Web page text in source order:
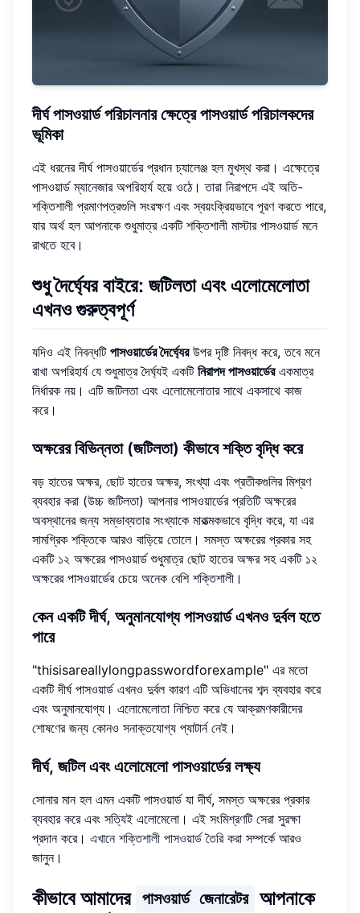
দীর্ঘ পাসওয়ার্ড পরিচালনার ক্ষেত্রে পাসওয়ার্ড পরিচালকদের
ভূমিকা
এই ধরনের দীর্ঘ পাসওয়ার্ডের প্রধান চ্যালেঞ্জ হল মুখস্থ করা। এক্ষেত্রে
পাসওয়ার্ড ম্যানেজার অপরিহার্য হয়ে ওঠে। তারা নিরাপদে এই অতি-
শক্তিশালী প্রমাণপত্রগুলি সংরক্ষণ এবং স্বয়ংক্রিয়ভাবে পূরণ করতে পারে,
যার অর্থ হল আপনাকে শুধুমাত্র একটি শক্তিশালী মাস্টার পাসওয়ার্ড মনে
রাখতে হবে।
শুধু দৈর্ঘ্যের বাইরে: জটিলতা এবং এলোমেলোতা
এখনও গুরুত্বপূর্ণ
যদিও এই নিবন্ধটি পাসওয়ার্ডের দৈর্ঘ্যেরউপর দৃষ্টি নিবদ্ধ করে, তবে মনে
রাখা অপরিহার্য যে শুধুমাত্র দৈর্ঘ্যই একটি নিরাপদ পাসওয়ার্ডেরএকমাত্র
নির্ধারক নয়। এটি জটিলতা এবং এলোমেলোতার সাথে একসাথে কাজ
করে।
অক্ষরের বিভিন্নতা (জটিলতা) কীভাবে শক্তি বৃদ্ধি করে
বড় হাতের অক্ষর, ছোট হাতের অক্ষর, সংখ্যা এবং প্রতীকগুলির মিশ্রণ
ব্যবহার করা (উচ্চ জটিলতা) আপনার পাসওয়ার্ডের প্রতিটি অক্ষরের
অবস্থানের জন্য সম্ভাব্যতার সংখ্যাকে মারাত্মকভাবে বৃদ্ধি করে, যা এর
সামগ্রিক শক্তিকে আরও বাড়িয়ে তোলে। সমস্ত অক্ষরের প্রকার সহ
একটি ১২ অক্ষরের পাসওয়ার্ড শুধুমাত্র ছোট হাতের অক্ষর সহ একটি ১২
অক্ষরের পাসওয়ার্ডের চেয়ে অনেক বেশি শক্তিশালী।
কেন একটি দীর্ঘ, অনুমানযোগ্য পাসওয়ার্ড এখনও দুর্বল হতে
পারে
"thisisareallylongpasswordforexample" এর মতো
একটি দীর্ঘ পাসওয়ার্ড এখনও দুর্বল কারণ এটি অভিধানের শব্দ ব্যবহার করে
এবং অনুমানযোগ্য। এলোমেলোতা নিশ্চিত করে যে আক্রমণকারীদের
শোষণের জন্য কোনও সনাক্তযোগ্য প্যাটার্ন নেই।
দীর্ঘ, জটিল এবং এলোমেলো পাসওয়ার্ডের লক্ষ্য
সোনার মান হল এমন একটি পাসওয়ার্ড যা দীর্ঘ, সমস্ত অক্ষরের প্রকার
ব্যবহার করে এবং সত্যিই এলোমেলো। এই সংমিশ্রণটি সেরা সুরক্ষা
প্রদান করে। এখানে শক্তিশালী পাসওয়ার্ড তৈরি করা সম্পর্কে আরও
জানুন।
কীভাবে আমাদের পাসওয়ার্ড জেনারেটর আপনাকে